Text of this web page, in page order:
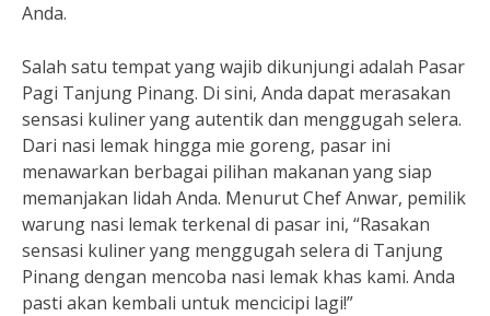
Anda.
Salah satu tempat yang wajib dikunjungi adalah Pasar
Pagi Tanjung Pinang. Di sini, Anda dapat merasakan
sensasi kuliner yang autentik dan menggugah selera.
Dari nasi lemak hingga mie goreng, pasar ini
menawarkan berbagai pilihan makanan yang siap
memanjakan lidah Anda. Menurut Chef Anwar, pemilik
warung nasi lemak terkenal di pasar ini, “Rasakan
sensasi kuliner yang menggugah selera di Tanjung
Pinang dengan mencoba nasi lemak khas kami. Anda
pasti akan kembali untuk mencicipi lagi!”